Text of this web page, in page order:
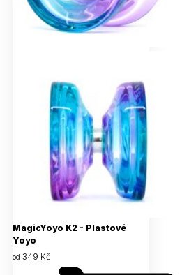
MagicYoyo K2 - Plastové
Yoyo
od 349 Kč